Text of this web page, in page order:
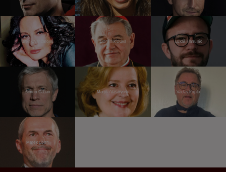
Jitka Čvančarová Dominik Duka Lukáš Hanulák
Šimon Caban Magda Vášáryová Václav Kopta
Marek Eben